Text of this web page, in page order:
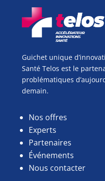
Guichet unique
Santé Telos est le
problématiques
demain.
Nos offres
Experts
Partenaires
Événements
Nous contacter